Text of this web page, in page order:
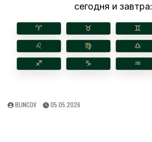
сегодня и завтра:
♈︎ ♉︎ ♊︎
♌︎ ♍︎ ♎︎
♐︎ ♑︎ ♒︎
AUTHOR:
BLINCOV
PUBLISHED
05.05.2026